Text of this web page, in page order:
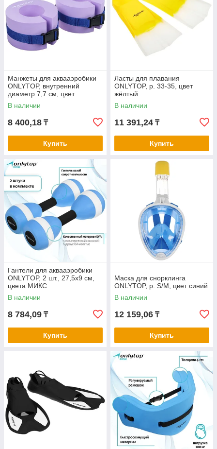
Манжеты для аквааэробики
ONLYTOP, внутренний
диаметр 7,7 см, цвет
фиолетовый
В наличии
8 400,18 ₸
Купить
Ласты для плавания
ONLYTOP, р. 33-35, цвет
жёлтый
В наличии
11 391,24 ₸
Купить
Гантели для аквааэробики
ONLYTOP, 2 шт., 27,5х9 см,
цвета МИКС
В наличии
8 784,09 ₸
Купить
Маска для снорклинга
ONLYTOP, р. S/M, цвет синий
В наличии
12 159,06 ₸
Купить